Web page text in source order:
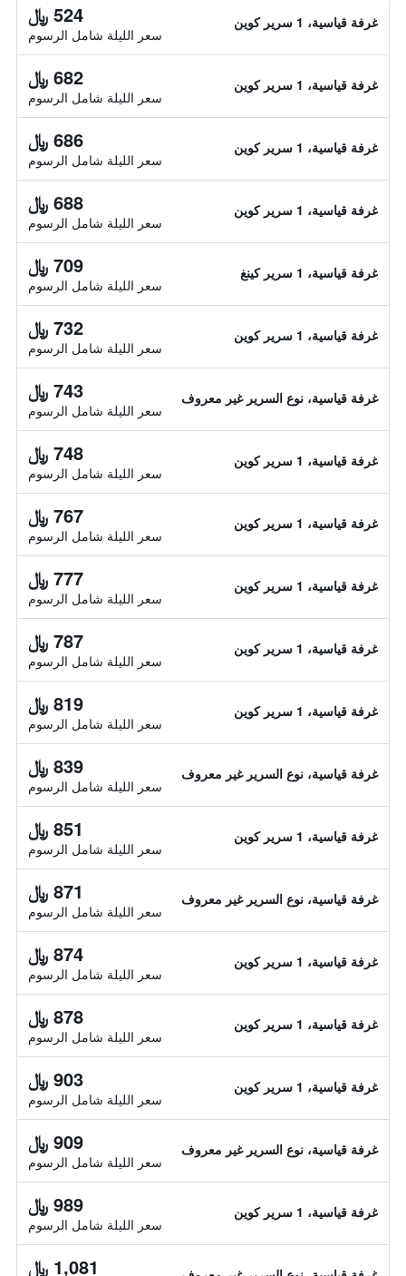
غرفة قياسية، 1 سرير كوين 524 ﷼
سعر الليلة شامل الرسوم
غرفة قياسية، 1 سرير كوين 682 ﷼
سعر الليلة شامل الرسوم
غرفة قياسية، 1 سرير كوين 686 ﷼
سعر الليلة شامل الرسوم
غرفة قياسية، 1 سرير كوين 688 ﷼
سعر الليلة شامل الرسوم
غرفة قياسية، 1 سرير كينغ 709 ﷼
سعر الليلة شامل الرسوم
غرفة قياسية، 1 سرير كوين 732 ﷼
سعر الليلة شامل الرسوم
غرفة قياسية، نوع السرير غير معروف 743 ﷼
سعر الليلة شامل الرسوم
غرفة قياسية، 1 سرير كوين 748 ﷼
سعر الليلة شامل الرسوم
غرفة قياسية، 1 سرير كوين 767 ﷼
سعر الليلة شامل الرسوم
غرفة قياسية، 1 سرير كوين 777 ﷼
سعر الليلة شامل الرسوم
غرفة قياسية، 1 سرير كوين 787 ﷼
سعر الليلة شامل الرسوم
غرفة قياسية، 1 سرير كوين 819 ﷼
سعر الليلة شامل الرسوم
غرفة قياسية، نوع السرير غير معروف 839 ﷼
سعر الليلة شامل الرسوم
غرفة قياسية، 1 سرير كوين 851 ﷼
سعر الليلة شامل الرسوم
غرفة قياسية، نوع السرير غير معروف 871 ﷼
سعر الليلة شامل الرسوم
غرفة قياسية، 1 سرير كوين 874 ﷼
سعر الليلة شامل الرسوم
غرفة قياسية، 1 سرير كوين 878 ﷼
سعر الليلة شامل الرسوم
غرفة قياسية، 1 سرير كوين 903 ﷼
سعر الليلة شامل الرسوم
غرفة قياسية، نوع السرير غير معروف 909 ﷼
سعر الليلة شامل الرسوم
غرفة قياسية، 1 سرير كوين 989 ﷼
سعر الليلة شامل الرسوم
1,081 ﷼